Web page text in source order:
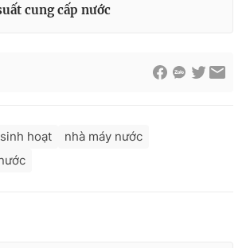
cung cấp nước
hoạt
nhà máy nước